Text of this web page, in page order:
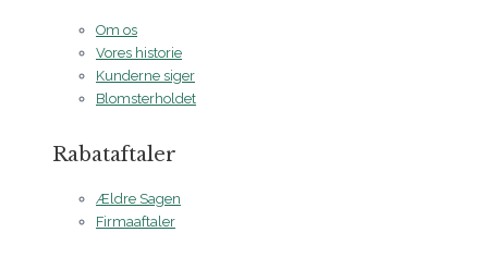
Om os
Vores historie
Kunderne siger
Blomsterholdet
Rabataftaler
Ældre Sagen
Firmaaftaler